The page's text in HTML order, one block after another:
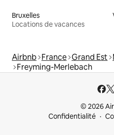
Bruxelles
Locations de vacances
Airbnb France Grand Est
Freyming-Merlebach
© 2026
Confidentialité